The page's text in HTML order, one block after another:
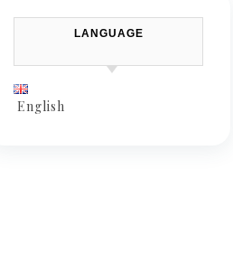
LANGUAGE
English